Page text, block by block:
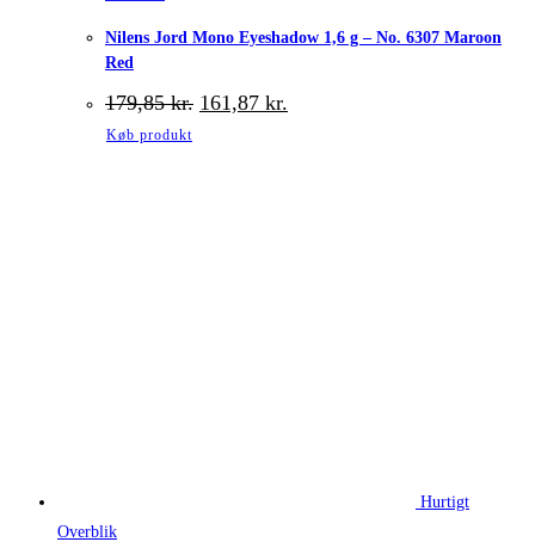
Nilens Jord Mono Eyeshadow 1,6 g – No. 6307 Maroon
Red
179,85kr. Den
oprindelige
161,87 kr.
aktuelle
Køb produkt
Hurtigt
Overblik